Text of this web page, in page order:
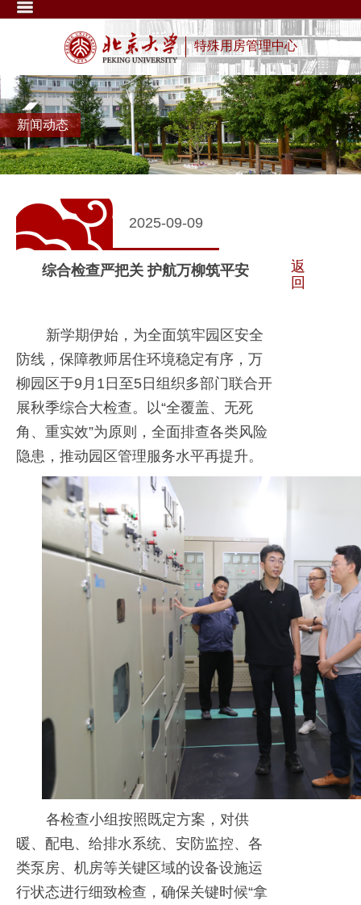
特殊用房管理中心
新闻动态
2025-09-09
综合检查严把关 护航万柳筑平安
新学期伊始，为全面筑牢园区安全
防线，保障教师居住环境稳定有序，万
柳园区于9月1日至5日组织多部门联合开
展秋季综合大检查。以“全覆盖、无死
角、重实效”为原则，全面排查各类风险
隐患，推动园区管理服务水平再提升。
各检查小组按照既定方案，对供
暖、配电、给排水系统、安防监控、各
类泵房、机房等关键区域的设备设施运
行状态进行细致检查，确保关键时候“拿
返
回